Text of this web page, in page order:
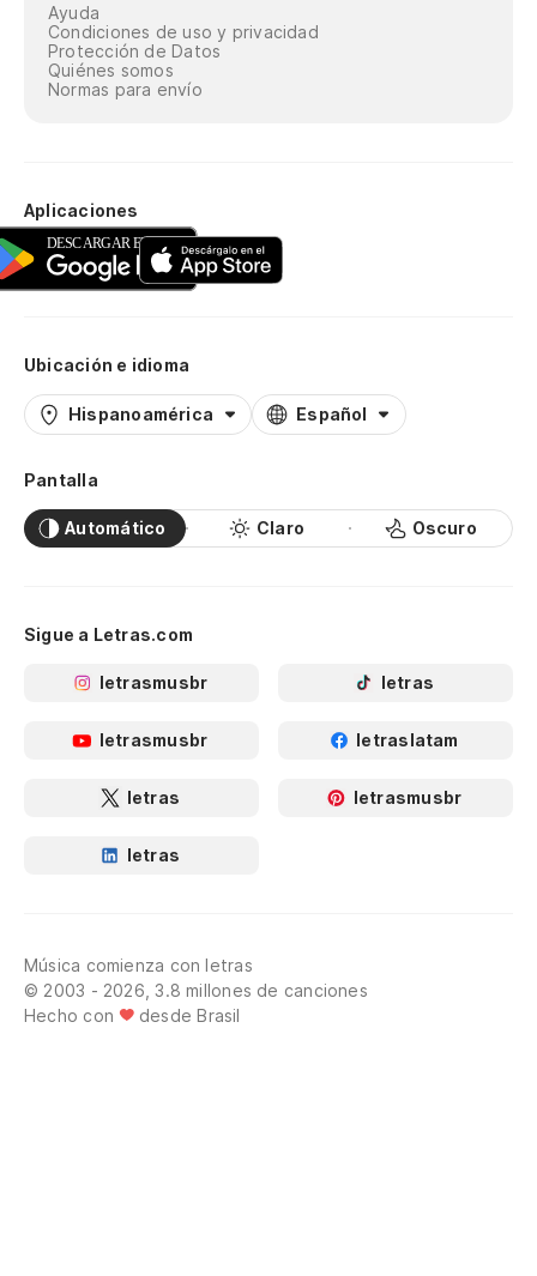
Ayuda
Condiciones de uso y privacidad
Protección de Datos
Quiénes somos
Normas para envío
Aplicaciones
Ubicación e idioma
Hispanoamérica Español
Pantalla
Automático Claro Oscuro
Sigue a Letras.com
letrasmusbr letras
letrasmusbr letraslatam
letras letrasmusbr
letras
Música comienza con letras
© 2003 - 2026, 3.8 millones de canciones
Hecho con
desde Brasil